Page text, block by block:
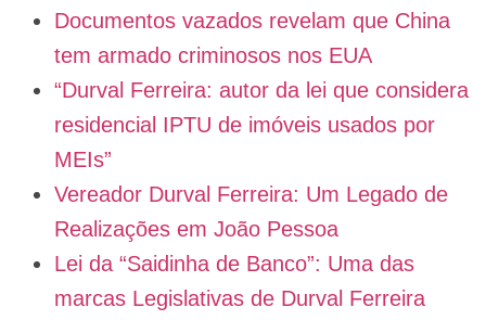
Documentos vazados revelam que China
tem armado criminosos nos EUA
“Durval Ferreira: autor da lei que considera
residencial IPTU de imóveis usados por
MEIs”
Vereador Durval Ferreira: Um Legado de
Realizações em João Pessoa
Lei da “Saidinha de Banco”: Uma das
marcas Legislativas de Durval Ferreira